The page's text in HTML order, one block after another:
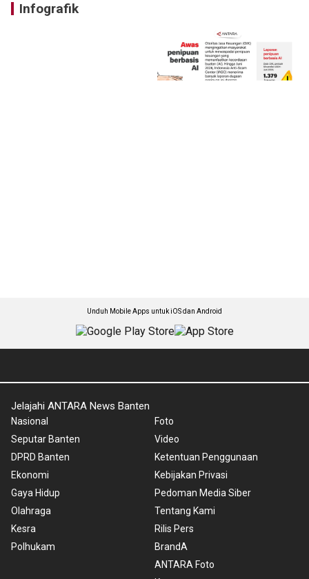
Infografik
Unduh Mobile Apps untuk iOS dan Android
Jelajahi ANTARA News Banten
Nasional
Seputar Banten
DPRD Banten
Ekonomi
Gaya Hidup
Olahraga
Kesra
Polhukam
Foto
Video
Ketentuan Penggunaan
Kebijakan Privasi
Pedoman Media Siber
Tentang Kami
Rilis Pers
BrandA
ANTARA Foto